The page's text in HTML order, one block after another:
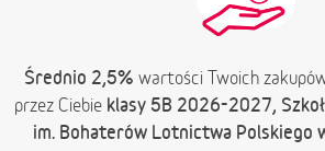
Średnio 2,5% wartości Twoich
przez Ciebie klasy 5B 2026-2027,
im. Bohaterów Lotnictwa Polskiego